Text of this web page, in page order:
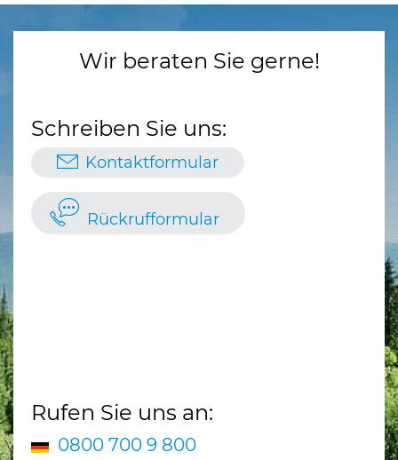
Wir beraten Sie gerne!
Schreiben Sie uns:
Kontaktformular
Rückrufformular
Rufen Sie uns an:
0800 700 9 800